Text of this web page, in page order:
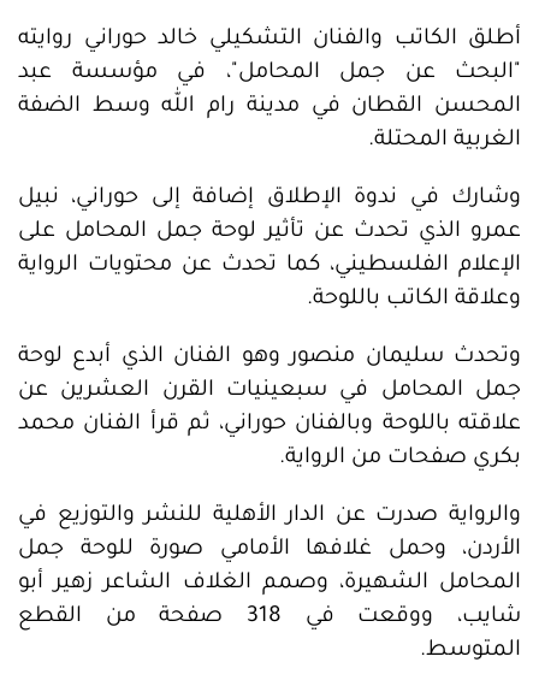
أطلق الكاتب والفنان التشكيلي خالد حوراني روايته
"البحث عن جمل المحامل"، في مؤسسة عبد
المحسن القطان في مدينة رام الله وسط الضفة
الغربية المحتلة.
وشارك في ندوة الإطلاق إضافة إلى حوراني، نبيل
عمرو الذي تحدث عن تأثير لوحة جمل المحامل على
الإعلام الفلسطيني، كما تحدث عن محتويات الرواية
وعلاقة الكاتب باللوحة.
وتحدث سليمان منصور وهو الفنان الذي أبدع لوحة
جمل المحامل في سبعينيات القرن العشرين عن
علاقته باللوحة وبالفنان حوراني، ثم قرأ الفنان محمد
بكري صفحات من الرواية.
والرواية صدرت عن الدار الأهلية للنشر والتوزيع في
الأردن، وحمل غلافها الأمامي صورة للوحة جمل
المحامل الشهيرة، وصمم الغلاف الشاعر زهير أبو
شايب، ووقعت في 318 صفحة من القطع
المتوسط.